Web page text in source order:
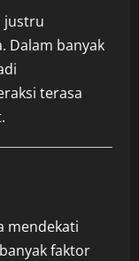
justru
Dalam banyak
terasa
mendekati
faktor